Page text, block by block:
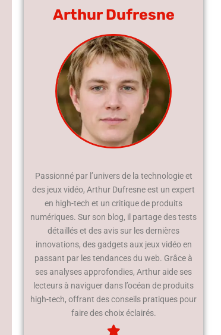
Arthur Dufresne
Passionné par l’univers de la technologie et
des jeux vidéo, Arthur Dufresne est un expert
en high-tech et un critique de produits
numériques. Sur son blog, il partage des tests
détaillés et des avis sur les dernières
innovations, des gadgets aux jeux vidéo en
passant par les tendances du web. Grâce à
ses analyses approfondies, Arthur aide ses
lecteurs à naviguer dans l’océan de produits
high-tech, offrant des conseils pratiques pour
faire des choix éclairés.